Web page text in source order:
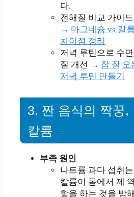
다.
전해질 비교 가이드
→ 마그네슘 vs 칼
차이점 정리
저녁 루틴으로 수면
질 개선 → 잠 잘 오
저녁 루틴 만들기
3. 짠 음식의 짝꿍,
칼륨
부족 원인
나트륨 과다 섭취는
칼륨이 몸에서 제 역
할을 하는 것을 방해